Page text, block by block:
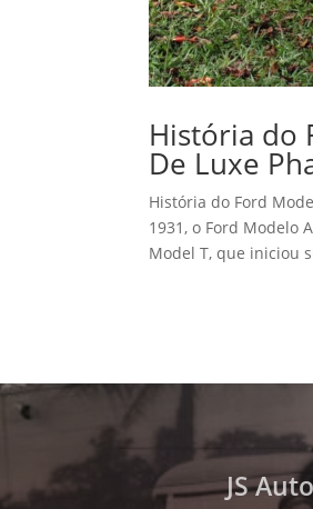
História do
De Luxe
História do Ford
1931, o Ford Modelo
Model T, que iniciou
JS